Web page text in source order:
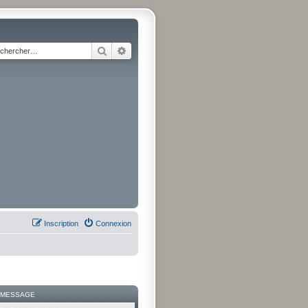
Rechercher
Connexion
Inscription